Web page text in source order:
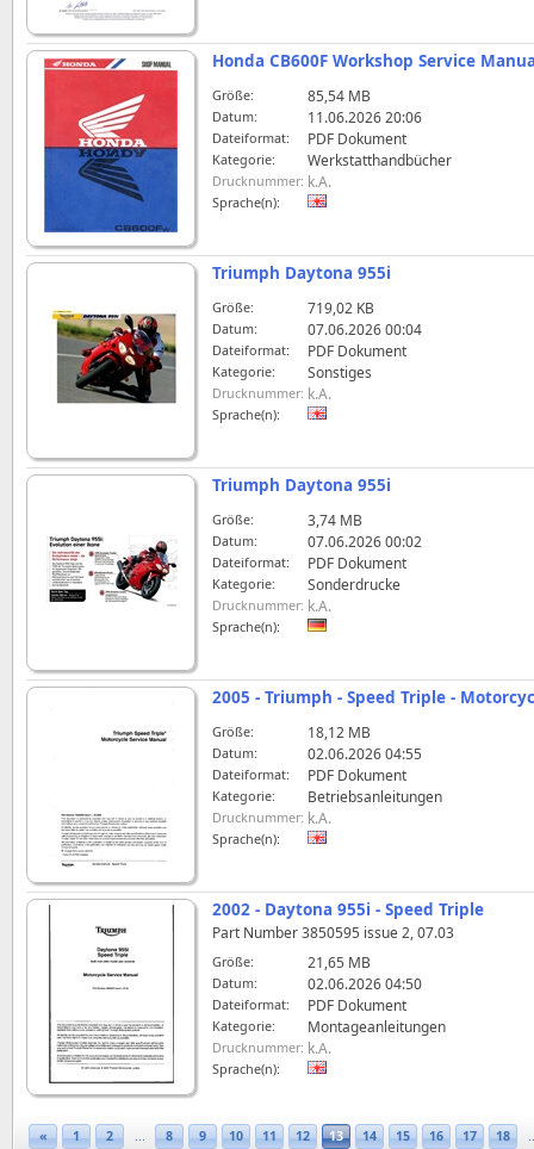
Honda CB600F Workshop Service
Größe: 85,54 MB
Datum: 11.06.2026 20:06
Dateiformat: PDF Dokument
Kategorie: Werkstatthandbücher
Drucknummer: k.A.
Sprache(n):
Triumph Daytona 955i
Größe: 719,02 KB
Datum: 07.06.2026 00:04
Dateiformat: PDF Dokument
Kategorie: Sonstiges
Drucknummer: k.A.
Sprache(n):
Triumph Daytona 955i
Größe: 3,74 MB
Datum: 07.06.2026 00:02
Dateiformat: PDF Dokument
Kategorie: Sonderdrucke
Drucknummer: k.A.
Sprache(n):
2005 - Triumph - Speed Triple -
Größe: 18,12 MB
Datum: 02.06.2026 04:55
Dateiformat: PDF Dokument
Kategorie: Betriebsanleitungen
Drucknummer: k.A.
Sprache(n):
2002 - Daytona 955i - Speed Triple
Part Number 3850595 issue 2, 07.03
Größe: 21,65 MB
Datum: 02.06.2026 04:50
Dateiformat: PDF Dokument
Kategorie: Montageanleitungen
Drucknummer: k.A.
Sprache(n):
« 1 2 ... 8 9 10 11 12 13 14 15 16 17 18